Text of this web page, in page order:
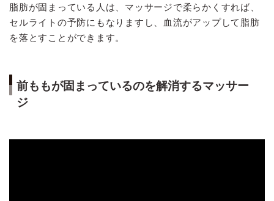
脂肪が固まっている人は、マッサージで柔らかくすれば、
セルライトの予防にもなりますし、血流がアップして脂肪
を落とすことができます。
前ももが固まっているのを解消するマッサー
ジ